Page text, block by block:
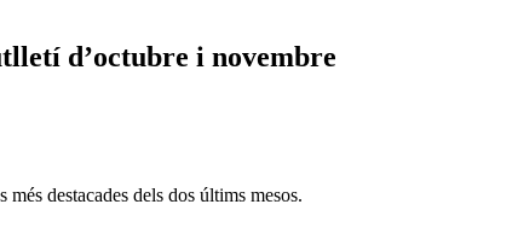
d’octubre i novembre
destacades dels dos últims mesos.